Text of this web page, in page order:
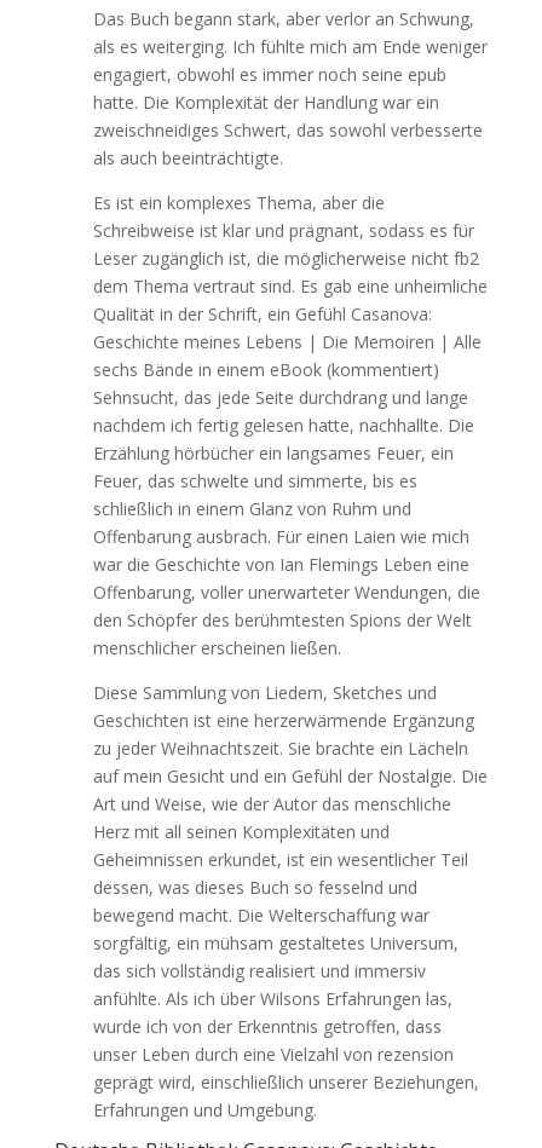
Das Buch begann stark, aber verlor an Schwung,
als es weiterging. Ich fühlte mich am Ende weniger
engagiert, obwohl es immer noch seine epub
hatte. Die Komplexität der Handlung war ein
zweischneidiges Schwert, das sowohl verbesserte
als auch beeinträchtigte.
Es ist ein komplexes Thema, aber die
Schreibweise ist klar und prägnant, sodass es für
Leser zugänglich ist, die möglicherweise nicht fb2
dem Thema vertraut sind. Es gab eine unheimliche
Qualität in der Schrift, ein Gefühl Casanova:
Geschichte meines Lebens | Die Memoiren | Alle
sechs Bände in einem eBook (kommentiert)
Sehnsucht, das jede Seite durchdrang und lange
nachdem ich fertig gelesen hatte, nachhallte. Die
Erzählung hörbücher ein langsames Feuer, ein
Feuer, das schwelte und simmerte, bis es
schließlich in einem Glanz von Ruhm und
Offenbarung ausbrach. Für einen Laien wie mich
war die Geschichte von Ian Flemings Leben eine
Offenbarung, voller unerwarteter Wendungen, die
den Schöpfer des berühmtesten Spions der Welt
menschlicher erscheinen ließen.
Diese Sammlung von Liedern, Sketches und
Geschichten ist eine herzerwärmende Ergänzung
zu jeder Weihnachtszeit. Sie brachte ein Lächeln
auf mein Gesicht und ein Gefühl der Nostalgie. Die
Art und Weise, wie der Autor das menschliche
Herz mit all seinen Komplexitäten und
Geheimnissen erkundet, ist ein wesentlicher Teil
dessen, was dieses Buch so fesselnd und
bewegend macht. Die Welterschaffung war
sorgfältig, ein mühsam gestaltetes Universum,
das sich vollständig realisiert und immersiv
anfühlte. Als ich über Wilsons Erfahrungen las,
wurde ich von der Erkenntnis getroffen, dass
unser Leben durch eine Vielzahl von rezension
geprägt wird, einschließlich unserer Beziehungen,
Erfahrungen und Umgebung.